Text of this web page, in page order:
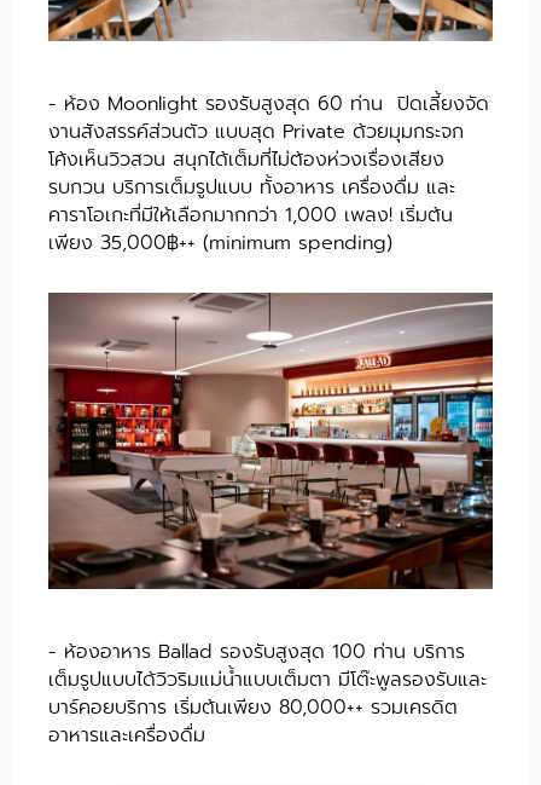
- ห้อง Moonlight รองรับสูงสุด 60 ท่าน ปิดเลี้ยงจัด
งานสังสรรค์ส่วนตัว แบบสุด Private ด้วยมุมกระจก
โค้งเห็นวิวสวน สนุกได้เต็มที่ไม่ต้องห่วงเรื่องเสียง
รบกวน บริการเต็มรูปแบบ ทั้งอาหาร เครื่องดื่ม และ
คาราโอเกะที่มีให้เลือกมากกว่า 1,000 เพลง! เริ่มต้น
เพียง 35,000฿++ (minimum spending)
- ห้องอาหาร Ballad รองรับสูงสุด 100 ท่าน บริการ
เต็มรูปแบบได้วิวริมแม่น้ำแบบเต็มตา มีโต๊ะพูลรองรับและ
บาร์คอยบริการ เริ่มต้นเพียง 80,000++ รวมเครดิต
อาหารและเครื่องดื่ม